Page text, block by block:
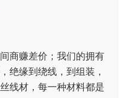
商赚差价；我们的拥有
绝缘到绕线，到组装，
线材，每一种材料都是